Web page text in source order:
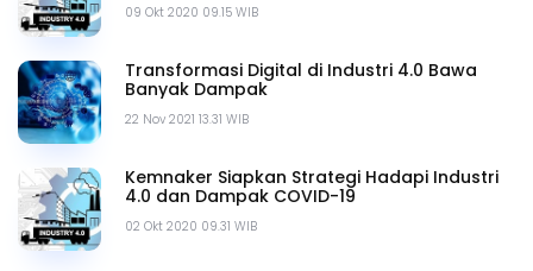
09 Okt 2020 09.15 WIB
22 Nov 2021 13.31 WIB
Transformasi Digital di Industri 4.0 Bawa
Banyak Dampak
02 Okt 2020 09.31 WIB
Kemnaker Siapkan Strategi Hadapi Industri
4.0 dan Dampak COVID-19